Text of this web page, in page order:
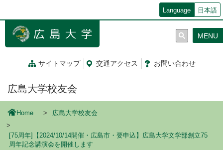
ン
Language 日本語
サイトマップ 交通アクセス お問い合わせ
MENU
広島大学校友会
Home 広島大学校友会
[75周年]【2024/10/14開催・広島市・要申込】広島大学文学部創立75
周年記念講演会を開催します